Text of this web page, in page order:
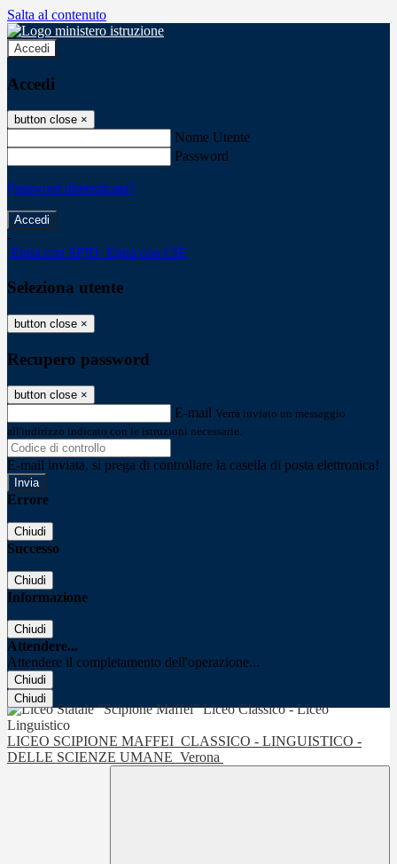
Salta al contenuto
Accedi
Accedi
button close ×
Nome Utente
Password
Password dimenticata?
-
Entra con SPID Entra con CIE
Seleziona utente
button close ×
Recupero password
button close ×
E-mail Verrà inviato un messaggio
all'indirizzo indicato con le istruzioni necessarie.
E-mail inviata, si prega di controllare la casella di posta elettronica!
Errore
Chiudi
Successo
Chiudi
Informazione
Chiudi
Attendere...
Attendere il completamento dell'operazione...
Chiudi
Chiudi
LICEO SCIPIONE MAFFEI CLASSICO - LINGUISTICO -
DELLE SCIENZE UMANE Verona